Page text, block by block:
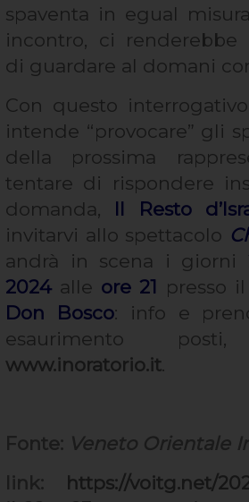
spaventa in egual
incontro, ci renderebbe
di guardare al domani
Con questo
intende “provocare” gli
della prossima
tentare di rispondere
domanda, Il Resto
invitarvi allo spettacolo
andrà in scena i giorni
2024 alle ore 21 presso il
Don Bosco: info e
esaurimento
www.inoratorio.it.
Fonte: Veneto Orientale
link:
https://voitg.net/